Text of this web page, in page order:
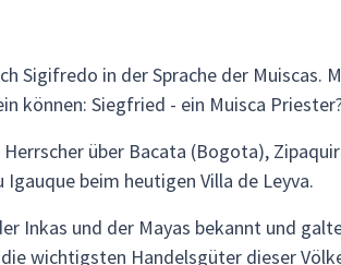
Sigifredo in der Sprache der
können: Siegfried - ein Muisca
über Bacata (Bogota),
beim heutigen Villa de Leyva.
Inkas und der Mayas bekannt und
wichtigsten Handelsgüter dieser